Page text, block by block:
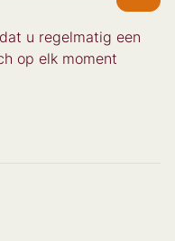
u regelmatig een
op elk moment